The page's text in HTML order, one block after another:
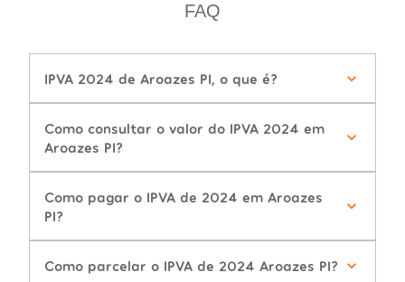
FAQ
IPVA 2024 de Aroazes PI, o que é?
Como consultar o valor do IPVA 2024 em
Aroazes PI?
Como pagar o IPVA de 2024 em Aroazes
PI?
Como parcelar o IPVA de 2024 Aroazes PI?